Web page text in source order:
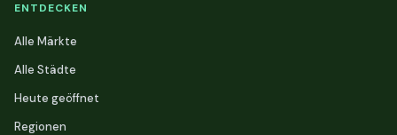
ENTDECKEN
Alle Märkte
Alle Städte
Heute geöffnet
Regionen